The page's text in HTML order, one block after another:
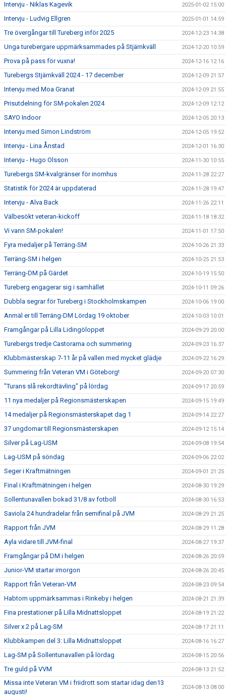
Intervju - Niklas Kagevik 2025-01-02 15:00
Intervju - Ludvig Ellgren 2025-01-01 14:59
Tre övergångar till Tureberg inför 2025 2024-12-23 14:38
Unga turebergare uppmärksammades på Stjärnkväll 2024-12-20 10:59
Prova på pass för vuxna! 2024-12-16 12:16
Turebergs Stjärnkväll 2024 - 17 december 2024-12-09 21:57
Intervju med Moa Granat 2024-12-09 21:55
Prisutdelning för SM-pokalen 2024 2024-12-09 12:12
SAYO Indoor 2024-12-05 20:13
Intervju med Simon Lindström 2024-12-05 19:52
Intervju - Lina Ånstad 2024-12-01 16:30
Intervju - Hugo Olsson 2024-11-30 10:55
Turebergs SM-kvalgränser för inomhus 2024-11-28 22:27
Statistik för 2024 är uppdaterad 2024-11-28 19:47
Intervju - Alva Back 2024-11-26 22:11
Välbesökt veteran-kickoff 2024-11-18 18:32
Vi vann SM-pokalen! 2024-11-01 17:50
Fyra medaljer på Terräng-SM 2024-10-26 21:33
Terräng-SM i helgen 2024-10-25 21:53
Terräng-DM på Gärdet 2024-10-19 15:50
Tureberg engagerar sig i samhället 2024-10-11 09:26
Dubbla segrar för Tureberg i Stockholmskampen 2024-10-06 19:00
Anmäl er till Terräng-DM Lördag 19 oktober 2024-10-03 10:01
Framgångar på Lilla Lidingöloppet 2024-09-29 20:00
Turebergs tredje Castorama och summering 2024-09-23 16:37
Klubbmästerskap 7-11 år på vallen med mycket glädje 2024-09-22 16:29
Summering från Veteran VM i Göteborg! 2024-09-20 07:30
"Turans slå rekordtävling" på lördag 2024-09-17 20:59
11 nya medaljer på Regionsmästerskapen 2024-09-15 19:49
14 medaljer på Regionsmästerskapet dag 1 2024-09-14 22:27
37 ungdomar till Regionsmästerskapen 2024-09-12 15:14
Silver på Lag-USM 2024-09-08 19:54
Lag-USM på söndag 2024-09-06 22:02
Seger i Kraftmätningen 2024-09-01 21:25
Final i Kraftmätningen i helgen 2024-08-30 19:29
Sollentunavallen bokad 31/8 av fotboll 2024-08-30 16:53
Saviola 24 hundradelar från semifinal på JVM 2024-08-29 21:25
Rapport från JVM 2024-08-29 11:28
Ayla vidare till JVM-final 2024-08-27 19:37
Framgångar på DM i helgen 2024-08-26 20:59
Junior-VM startar imorgon 2024-08-26 20:45
Rapport från Veteran-VM 2024-08-23 09:54
Habtom uppmärksammas i Rinkeby i helgen 2024-08-21 21:39
Fina prestationer på Lilla Midnattsloppet 2024-08-19 21:22
Silver x 2 på Lag-SM 2024-08-17 21:11
Klubbkampen del 3: Lilla Midnattsloppet 2024-08-16 16:27
Lag-SM på Sollentunavallen på lördag 2024-08-15 20:56
Tre guld på VVM 2024-08-13 21:52
Missa inte Veteran VM i friidrott som startar idag den13
augusti!
2024-08-13 08:00